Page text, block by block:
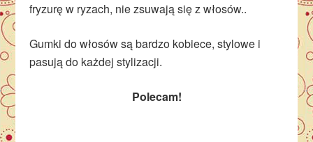
fryzurę w ryzach, nie zsuwają się z włosów..
Gumki do włosów są bardzo kobiece, stylowe i
pasują do każdej stylizacji.
Polecam!